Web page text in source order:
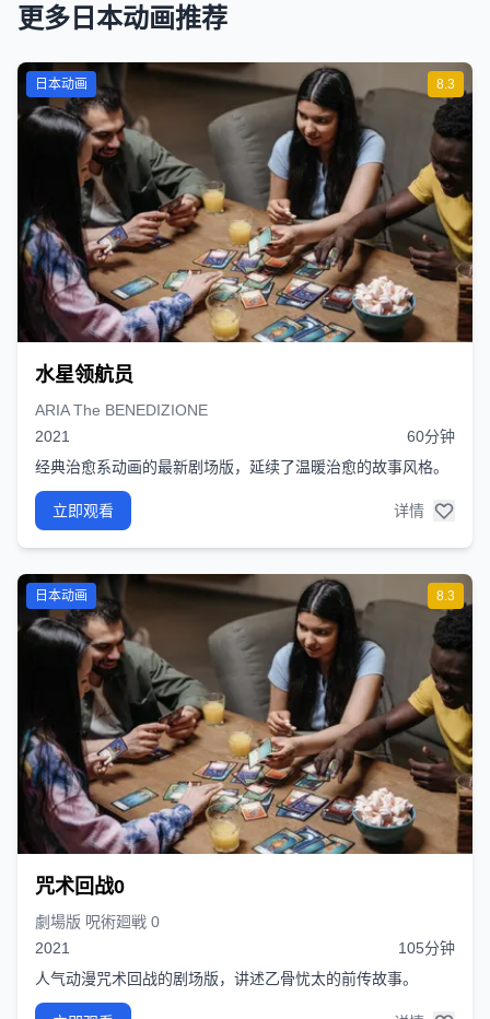
更多日本动画推荐
8.3
日本动画
水星领航员
ARIA The BENEDIZIONE
2021
60分钟
经典治愈系动画的最新剧场版，延续了温暖治愈的故事风格。
立即观看 详情
8.3
日本动画
咒术回战0
劇場版 呪術廻戦 0
2021
105分钟
人气动漫咒术回战的剧场版，讲述乙骨忧太的前传故事。